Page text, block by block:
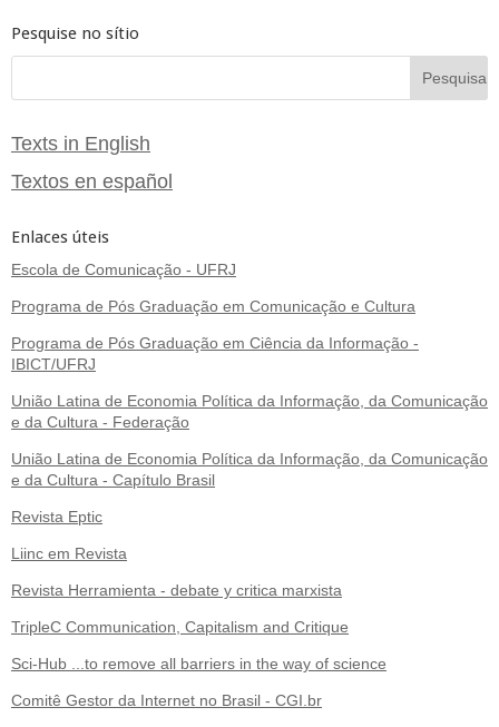
Pesquise no sítio
Texts in English
Textos en español
Enlaces úteis
Escola de Comunicação - UFRJ
Programa de Pós Graduação em Comunicação e Cultura
Programa de Pós Graduação em Ciência da Informação -
IBICT/UFRJ
União Latina de Economia Política da Informação, da Comunicação
e da Cultura - Federação
União Latina de Economia Política da Informação, da Comunicação
e da Cultura - Capítulo Brasil
Revista Eptic
Liinc em Revista
Revista Herramienta - debate y critica marxista
TripleC Communication, Capitalism and Critique
Sci-Hub ...to remove all barriers in the way of science
Comitê Gestor da Internet no Brasil - CGI.br